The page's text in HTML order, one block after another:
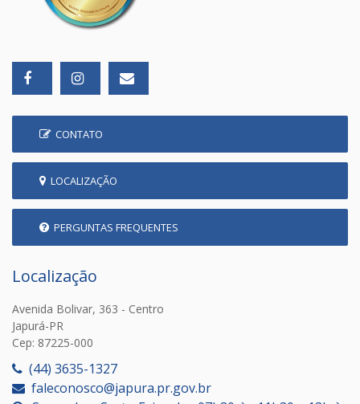
CONTATO
LOCALIZAÇÃO
PERGUNTAS FREQUENTES
Localização
Avenida Bolivar, 363 - Centro
Japurá-PR
Cep: 87225-000
(44) 3635-1327
faleconosco@japura.pr.gov.br